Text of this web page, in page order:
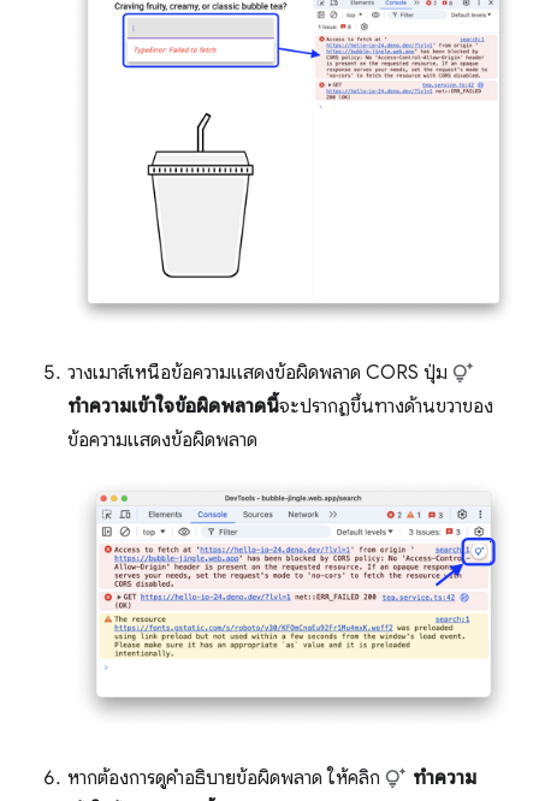
วางเมาส์เหนือข้อความแสดงข้อผิดพลาด CORS ปุ่ม
ทำความเข้าใจข้อผิดพลาดนี้จะปรากฏขึ้นทางด้านขวาของ
ข้อความแสดงข้อผิดพลาด
หากต้องการดูคำอธิบายข้อผิดพลาด ให้คลิก
ทำความ